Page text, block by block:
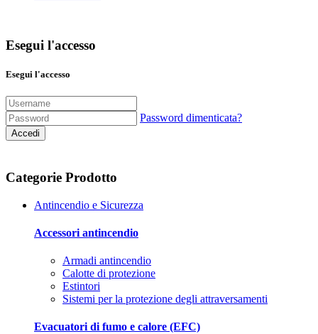
Esegui l'accesso
Esegui l'accesso
Password dimenticata?
Accedi
Categorie Prodotto
Antincendio e Sicurezza
Accessori antincendio
Armadi antincendio
Calotte di protezione
Estintori
Sistemi per la protezione degli attraversamenti
Evacuatori di fumo e calore (EFC)